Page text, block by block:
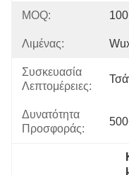
MOQ: 100
Λιμένας:
Συσκευασία
Λεπτομέρειες:
Δυνατότητα
Προσφοράς: